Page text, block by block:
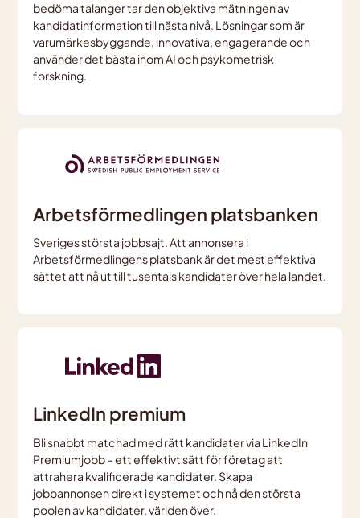
bedöma talanger tar den objektiva mätningen av
kandidatinformation till nästa nivå. Lösningar som är
varumärkesbyggande, innovativa, engagerande och
använder det bästa inom AI och psykometrisk
forskning.
Arbetsförmedlingen platsbanken
Sveriges största jobbsajt. Att annonsera i
Arbetsförmedlingens platsbank är det mest effektiva
sättet att nå ut till tusentals kandidater över hela landet.
LinkedIn premium
Bli snabbt matchad med rätt kandidater via LinkedIn
Premiumjobb – ett effektivt sätt för företag att
attrahera kvalificerade kandidater. Skapa
jobbannonsen direkt i systemet och nå den största
poolen av kandidater, världen över.